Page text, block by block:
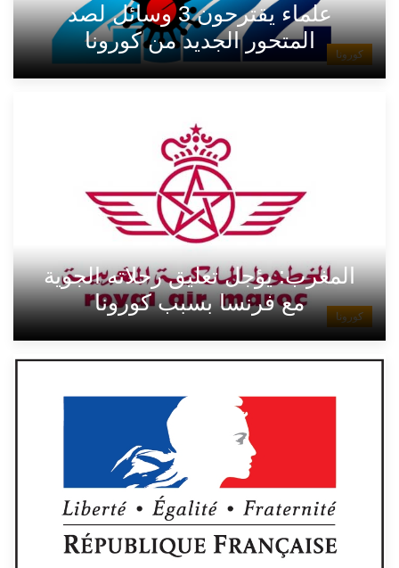
كورونا
علماء يقترحون 3 وسائل لصد
المتحور الجديد من كورونا
كورونا
المغرب: يؤجل تعليق رحلاته الجوية
مع فرنسا بسبب كورونا